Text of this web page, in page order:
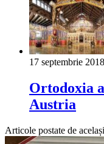
17 septembrie 2018
Ortodoxia
Austria
Articole postate de